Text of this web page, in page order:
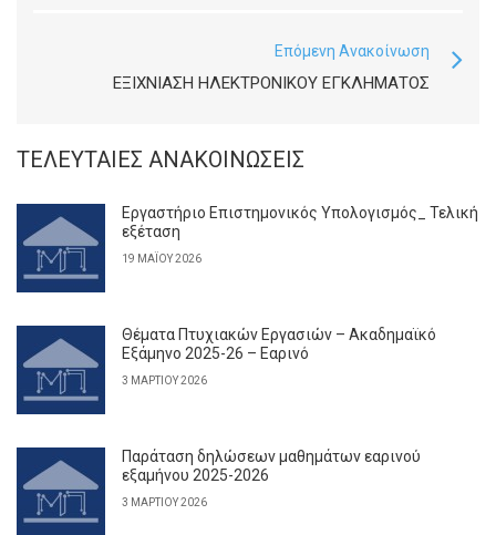
Επόμενη Ανακοίνωση
ΕΞΙΧΝΊΑΣΗ ΗΛΕΚΤΡΟΝΙΚΟΎ ΕΓΚΛΉΜΑΤΟΣ
ΤΕΛΕΥΤΑΊΕΣ ΑΝΑΚΟΙΝΏΣΕΙΣ
Εργαστήριο Επιστημονικός Υπολογισμός_ Τελική
εξέταση
19 ΜΑΪ́ΟΥ 2026
Θέματα Πτυχιακών Εργασιών – Ακαδημαϊκό
Εξάμηνο 2025-26 – Εαρινό
3 ΜΑΡΤΊΟΥ 2026
Παράταση δηλώσεων μαθημάτων εαρινού
εξαμήνου 2025-2026
3 ΜΑΡΤΊΟΥ 2026